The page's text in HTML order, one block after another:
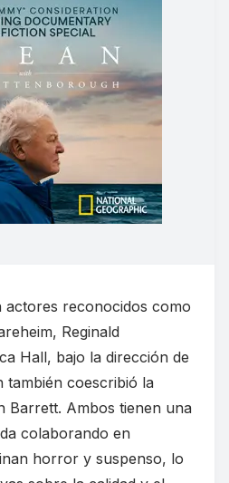
actores reconocidos como
Reginald
Hall, bajo la dirección de
también coescribió la
Barrett. Ambos tienen una
colaborando en
horror y suspenso, lo